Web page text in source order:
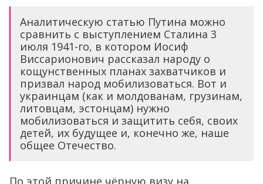
Аналитическую статью Путина можно
сравнить с выступлением Сталина 3
июля 1941-го, в котором Иосиф
Виссарионович рассказал народу о
кощунственных планах захватчиков и
призвал народ мобилизоваться. Вот и
украинцам (как и молдованам, грузинам,
литовцам, эстонцам) нужно
мобилизоваться и защитить себя, своих
детей, их будущее и, конечно же, наше
общее Отечество.